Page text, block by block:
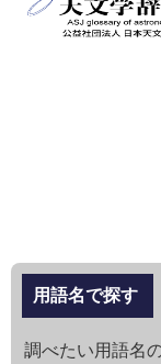
用語名で探す
調べたい用語名